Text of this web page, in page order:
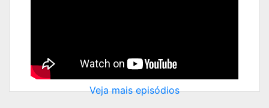
Veja mais episódios